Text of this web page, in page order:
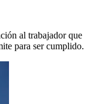
al trabajador que
para ser cumplido.